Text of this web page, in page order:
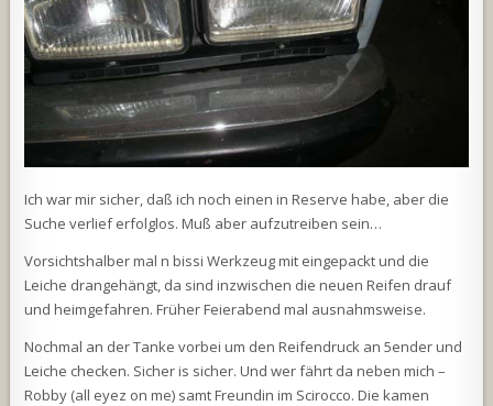
Ich war mir sicher, daß ich noch einen in Reserve habe, aber die
Suche verlief erfolglos. Muß aber aufzutreiben sein…
Vorsichtshalber mal n bissi Werkzeug mit eingepackt und die
Leiche drangehängt, da sind inzwischen die neuen Reifen drauf
und heimgefahren. Früher Feierabend mal ausnahmsweise.
Nochmal an der Tanke vorbei um den Reifendruck an 5ender und
Leiche checken. Sicher is sicher. Und wer fährt da neben mich –
Robby (all eyez on me) samt Freundin im Scirocco. Die kamen